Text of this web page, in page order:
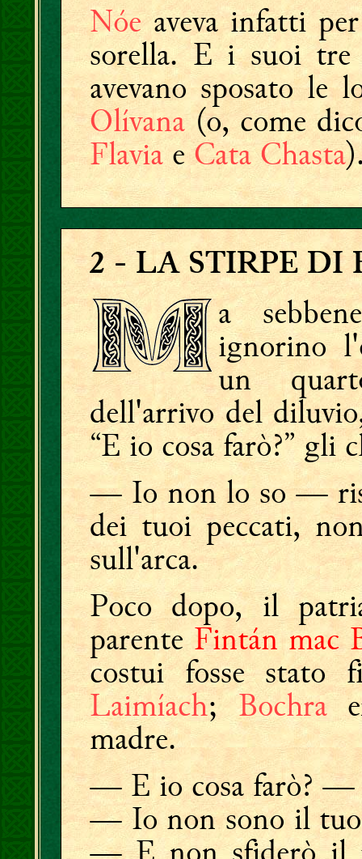
Nóe aveva infatti
sorella. E i suoi
avevano sposato le
Olívana (o, come
FlaviaeCata Chasta
2- LA STIRPE DI
a
ignorino
un
dell'arrivo del
“E io cosa farò?” gli
— Io non lo so —
dei tuoi peccati,
sull'arca.
Poco dopo, il
parente Fintán mac
costui fosse stato
Laimíach;Bochra
madre.
— E io cosa farò? —
— Io non sono il